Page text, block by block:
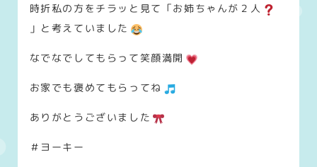
時折私の方をチラッと見て「お姉ちゃんが２人
」と考えていました
なでなでしてもらって笑顔満開
お家でも褒めてもらってね
ありがとうございました
＃ヨーキー